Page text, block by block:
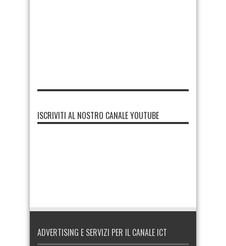
ISCRIVITI AL NOSTRO CANALE YOUTUBE
ADVERTISING E SERVIZI PER IL CANALE ICT